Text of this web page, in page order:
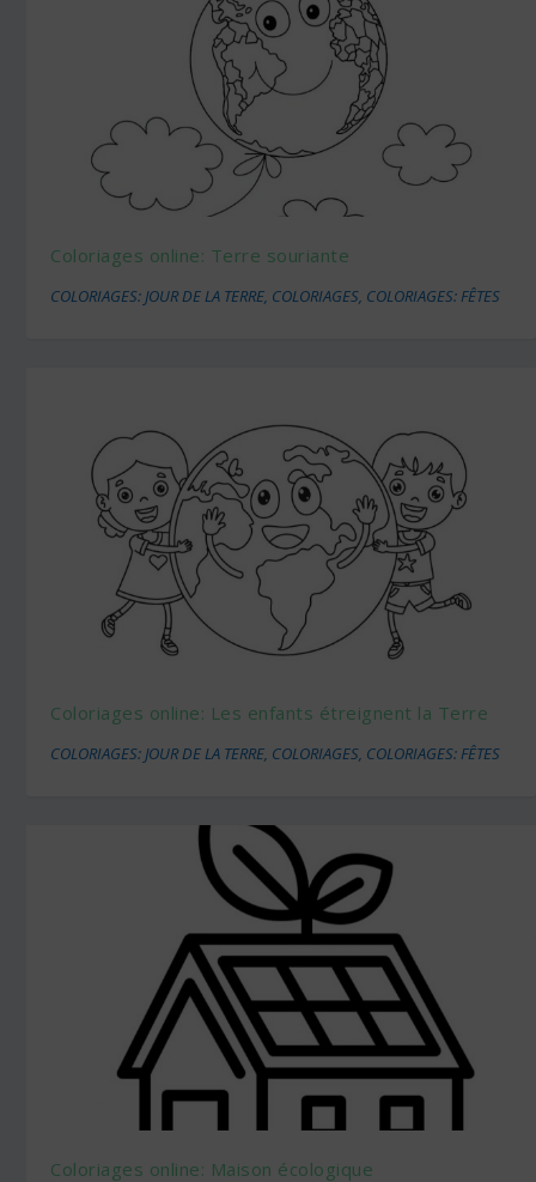
Coloriages online: Terre souriante
COLORIAGES: JOUR DE LA TERRE, COLORIAGES, COLORIAGES: FÊTES
Coloriages online: Les enfants étreignent la Terre
COLORIAGES: JOUR DE LA TERRE COLORIAGES COLORIAGES: FÊTES
Coloriages online: Maison écologique